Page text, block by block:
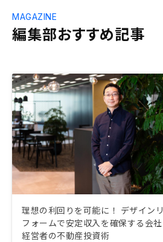
編集部おすすめ記事
MAGAZINE
理想の利回りを可能に！ デザインリ
フォームで安定収入を確保する会社
経営者の不動産投資術